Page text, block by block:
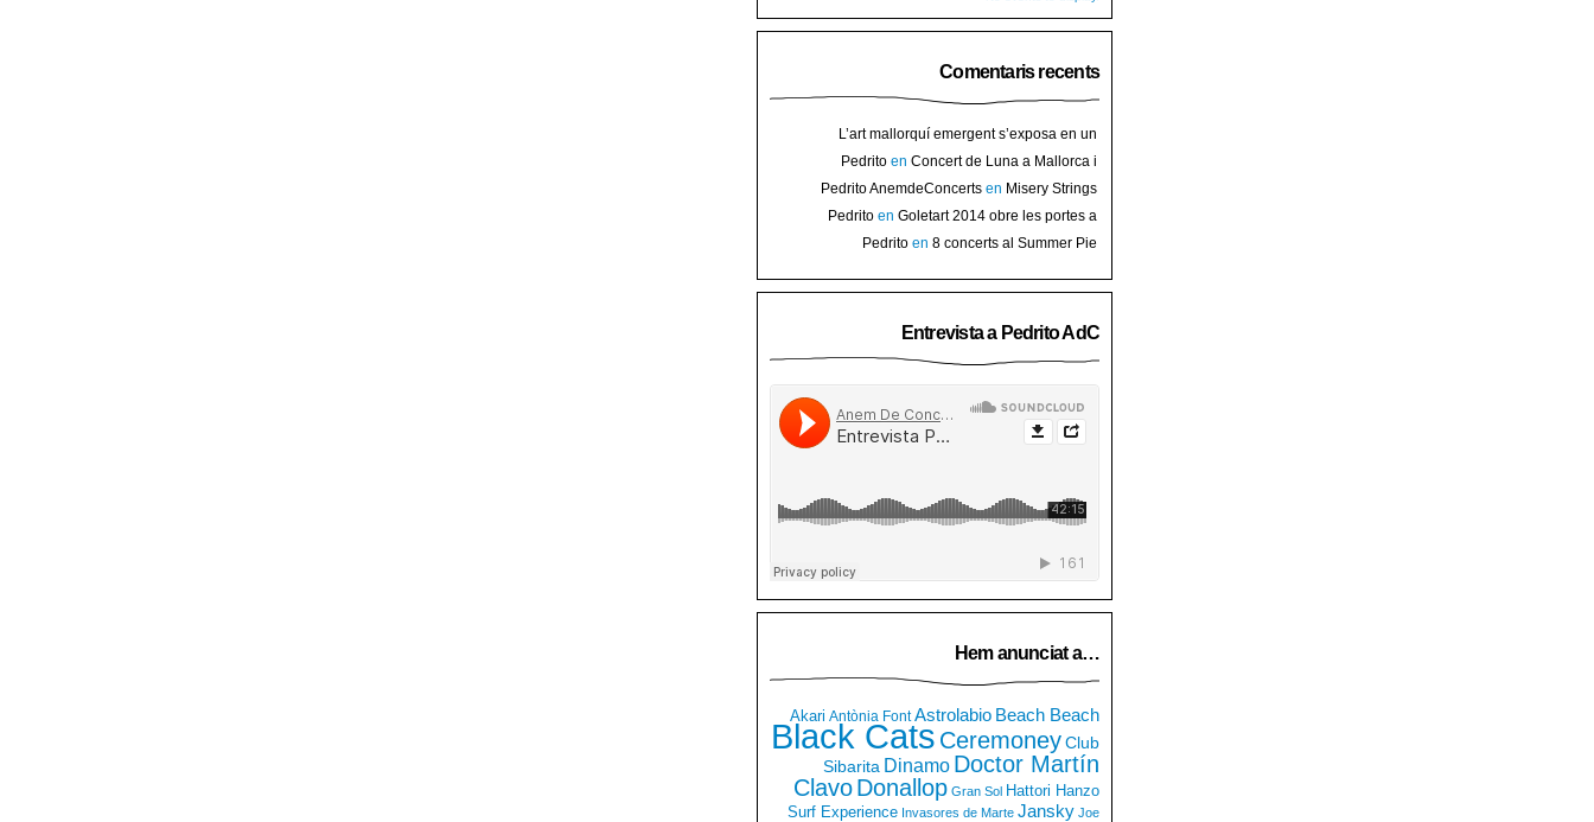
Comentaris recents
L’art mallorquí emergent s’exposa en un
carrer de Binissalem ⋆ Noticias de hoy
en
Binissalem
Pedrito en Concert de Luna a Mallorca i
sorteig d’entrades
Pedrito AnemdeConcerts en Misery Strings
presenten nou disc al Teatre Mar i Terra de
Pedrito en Goletart 2014 obre les portes a
l’art de Binissalem
Pedrito en 8 concerts al Summer Pie
Entrevista a Pedrito AdC
Hem anunciat a…
Akari Antònia Font Astrolabio Beach Beach
Black Cats CeremoneyClub
Sibarita Dinamo Doctor Martín
ClavoDonallop Gran Sol Hattori Hanzo
Surf Experience Invasores de Marte Jansky Joe